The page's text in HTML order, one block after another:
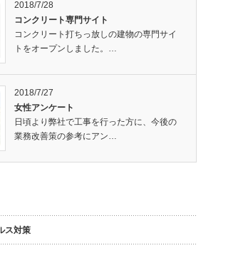
2018/7/28
コンクリート専門サイト
コンクリート打ちっ放しの建物の専門サイ
トをオープンしました。…
2018/7/27
女性アンケート
日頃より弊社で工事を行った方に、今後の
業務改善策の参考にアン…
ス対策